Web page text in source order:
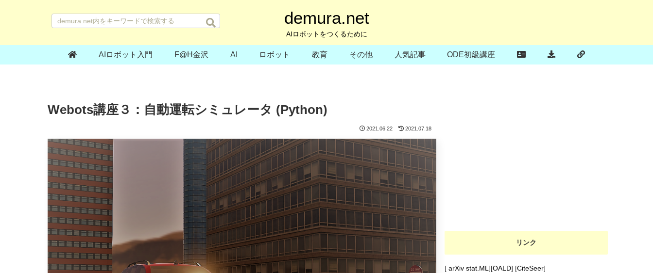
demura.net
AIロボットをつくるために
AIロボット入門 F@H金沢 AI ロボット 教育 その他 人気記事 ODE初級講座
Webots講座３：自動運転シミュレータ (Python)
2021.06.22 2021.07.18
リンク
[ arXiv stat.ML ][OALD] [CiteSeer]